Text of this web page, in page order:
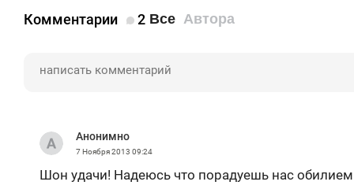
Комментарии 2 Все Автора
Анонимно
7 Ноября 2013 09:24
Шон удачи! Надеюсь что порадуешь нас